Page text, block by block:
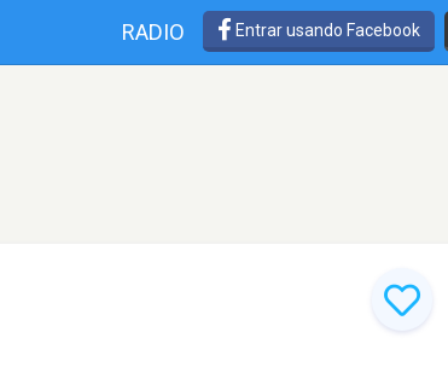
RADIO Entrar usando Facebook